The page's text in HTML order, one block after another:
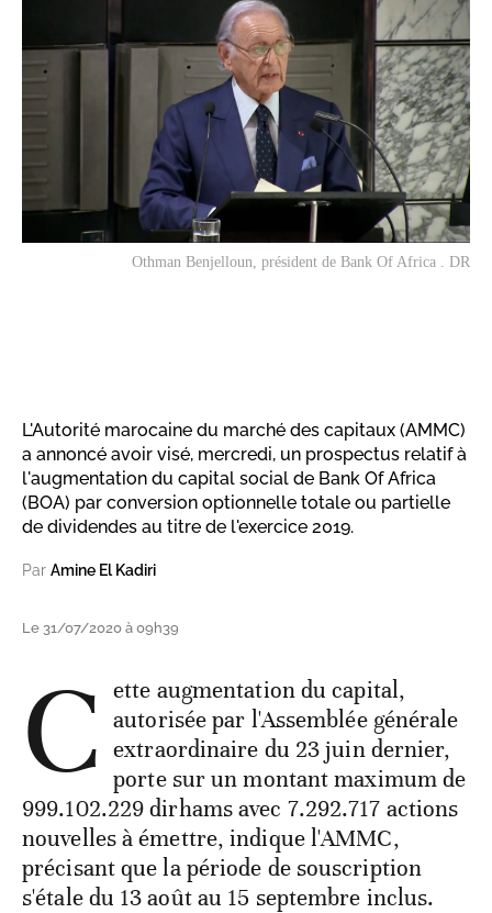
Othman Benjelloun, président de Bank Of Africa . DR
L'Autorité marocaine du marché des capitaux (AMMC)
a annoncé avoir visé, mercredi, un prospectus relatif à
l'augmentation du capital social de Bank Of Africa
(BOA) par conversion optionnelle totale ou partielle
de dividendes au titre de l'exercice 2019.
Par Amine El Kadiri
Le 31/07/2020 à 09h39
C ette augmentation du capital,
autorisée par l'Assemblée générale
extraordinaire du 23 juin dernier,
porte sur un montant maximum de
999.102.229 dirhams avec 7.292.717 actions
nouvelles à émettre, indique l'AMMC,
précisant que la période de souscription
s'étale du 13 août au 15 septembre inclus.